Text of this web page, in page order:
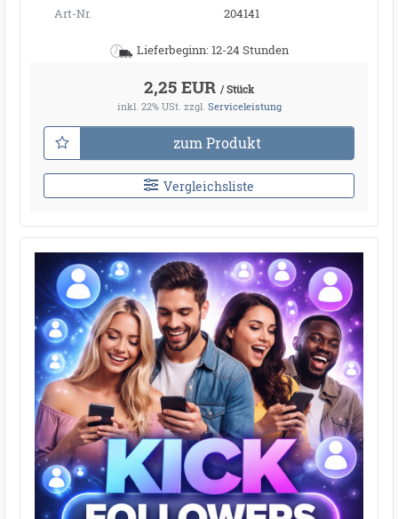
Art-Nr. 204141
Lieferbeginn: 12-24 Stunden
2,25 EUR / Stück
inkl. 22% USt. zzgl. Serviceleistung
zum Produkt
Vergleichsliste